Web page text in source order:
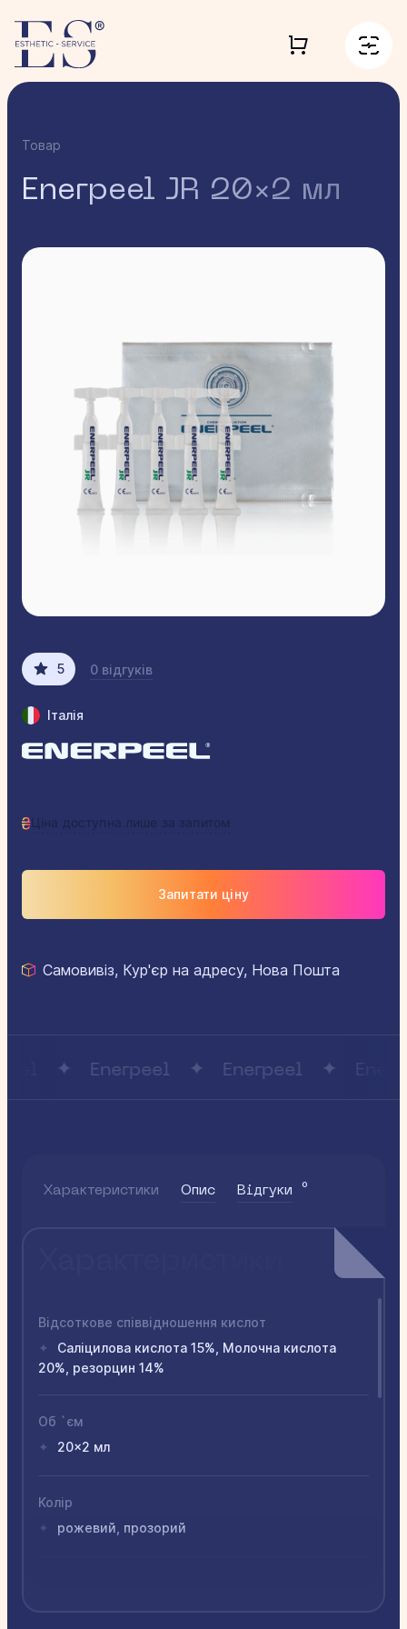
Товар
Enerpeel JR 20×2 мл
5 0 відгуків
Італія
Ціна доступна лише за запитом
Запитати ціну
Самовивіз, Кур'єр на адресу, Нова Пошта
Enerpeel Enerpeel
Характеристики Опис Відгуки 0
Відсоткове співвідношення кислот
✦
Саліцилова кислота 15%, Молочна кислота
20%, резорцин 14%
Об `єм
✦ 20x2 мл
Колір
✦ рожевий, прозорий
✦